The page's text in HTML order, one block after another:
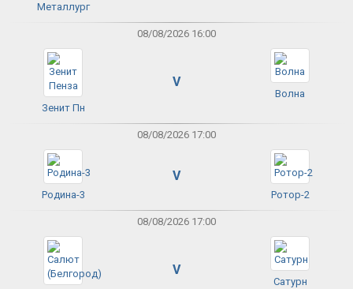
Металлург
08/08/2026 16:00
Зенит Пн
V
Волна
08/08/2026 17:00
Родина-3
V
Ротор-2
08/08/2026 17:00
V
Сатурн